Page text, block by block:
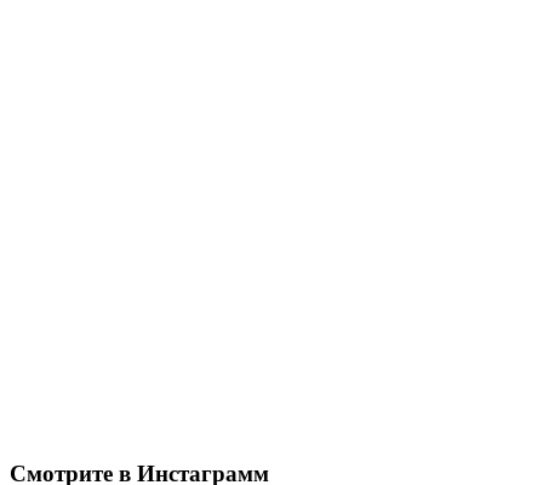
Смотрите в Инстаграмм